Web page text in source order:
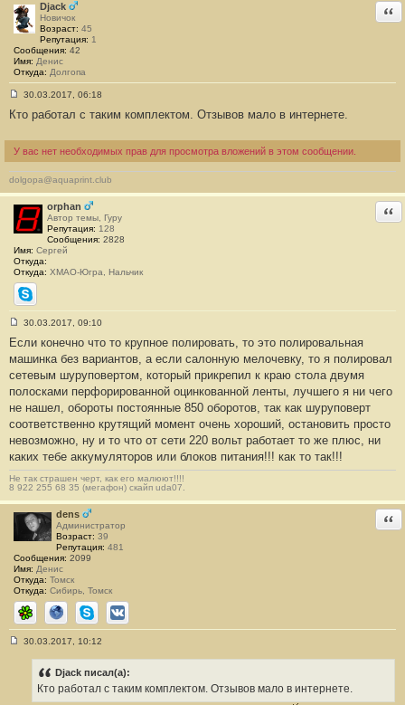
Djack
Новичок
Возраст: 45
Репутация: 1
Сообщения: 42
Имя: Денис
Откуда: Долгопа
о
щ
е
и
1
7
3
30.03.2017, 06:18
Кто работал с таким комплектом. Отзывов мало в интернете.
У вас нет необходимых прав для просмотра вложений в этом сообщении.
dolgopa@aquaprint.club
orphan
Автор темы, Гуру
Репутация: 128
Сообщения: 2828
Имя: Сергей
Откуда:
Откуда: ХМАО-Югра, Нальчик
Skype
о
б
щ
н
и
#
1
4
30.03.2017, 09:10
Если конечно что то крупное полировать, то это полировальная
машинка без вариантов, а если салонную мелочевку, то я полировал
сетевым шуруповертом, который прикрепил к краю стола двумя
полосками перфорированной оцинкованной ленты, лучшего я ни чего
не нашел, обороты постоянные 850 оборотов, так как шуруповерт
соответственно крутящий момент очень хороший, остановить просто
невозможно, ну и то что от сети 220 вольт работает то же плюс, ни
каких тебе аккумуляторов или блоков питания!!! как то так!!!
Не так страшен черт, как его малюют!!!!
8 922 255 68 35 (мегафон) скайп uda07.
dens
Администратор
Возраст: 39
Репутация: 481
Сообщения: 2099
Имя: Денис
Откуда: Томск
Откуда: Сибирь, Томск
ICQ СайтSkypeВКонтакте
30.03.2017, 10:12
Djack писал(а):
Кто работал с таким комплектом. Отзывов мало в интернете.